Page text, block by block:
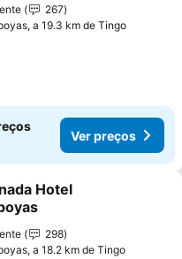
267
a 19.3 km de Tingo
Ver preços
aos favoritos
Hotel
298
a 18.2 km de Tingo